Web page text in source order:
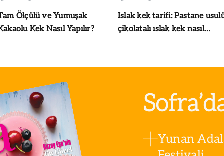
Ölçülü ve Yumuşak
Kek Nasıl Yapılır?
Islak kek tarifi: Pastane
çikolatalı ıslak kek nasıl
Yunan